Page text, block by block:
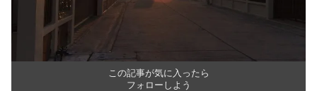
この記事が気に入ったら
フォローしよう